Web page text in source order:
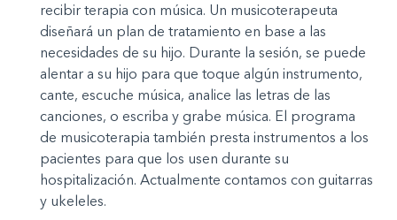
recibir terapia con música. Un musicoterapeuta
diseñará un plan de tratamiento en base a las
necesidades de su hijo. Durante la sesión, se puede
alentar a su hijo para que toque algún instrumento,
cante, escuche música, analice las letras de las
canciones, o escriba y grabe música. El programa
de musicoterapia también presta instrumentos a los
pacientes para que los usen durante su
hospitalización. Actualmente contamos con guitarras
y ukeleles.